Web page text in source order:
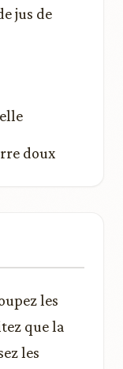
jus de
doux
les
que la
les